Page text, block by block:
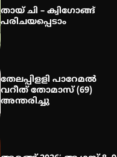
തായ് ചി – ക്വിഗോങ്ങ്
പരിചയപ്പെടാം
തേലപ്പിളളി പാറേമൽ
വറീത് തോമാസ് (69)
അന്തരിച്ചു